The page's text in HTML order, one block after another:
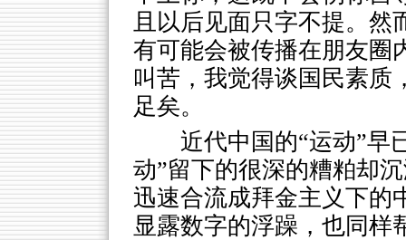
且以后见面只字不提。然
有可能会被传播在朋友圈
叫苦，我觉得谈国民素质
足矣。
近代中国的“运动”早
动”留下的很深的糟粕却
迅速合流成拜金主义下的
显露数字的浮躁，也同样